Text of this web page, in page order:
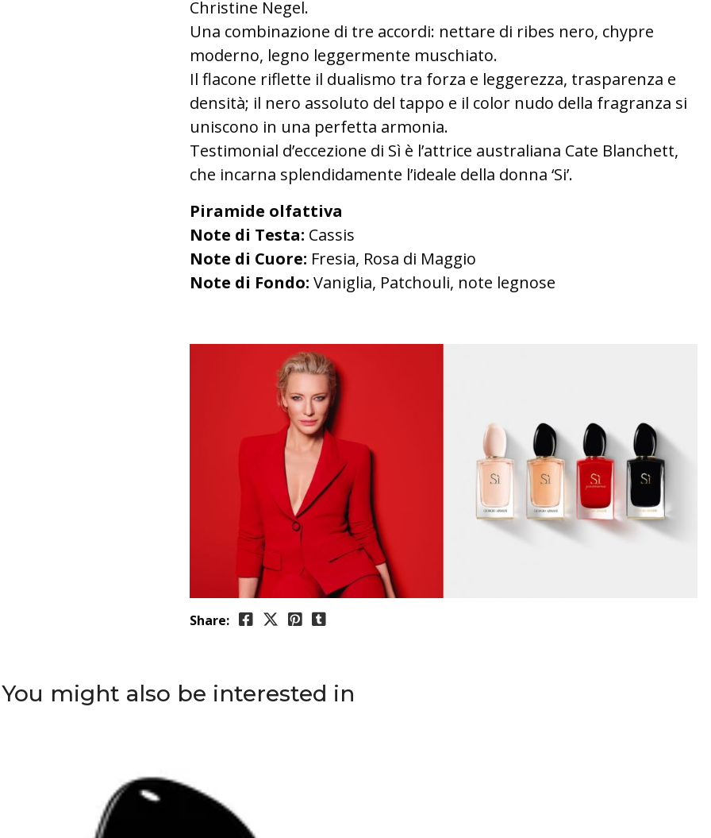
Christine Negel.
Una combinazione di tre accordi: nettare di ribes nero, chypre
moderno, legno leggermente muschiato.
Il flacone riflette il dualismo tra forza e leggerezza, trasparenza e
densità; il nero assoluto del tappo e il color nudo della fragranza si
uniscono in una perfetta armonia.
Testimonial d’eccezione di Sì è l’attrice australiana Cate Blanchett,
che incarna splendidamente l’ideale della donna ‘Si’.
Piramide olfattiva
Note di Testa: Cassis
Note di Cuore: Fresia, Rosa di Maggio
Note di Fondo: Vaniglia, Patchouli, note legnose
Share:
You might also be interested in